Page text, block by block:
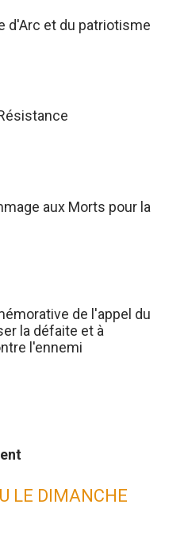
d'Arc et du patriotisme
aux Morts pour la
de l'appel du
la défaite et à
l'ennemi
LE DIMANCHE